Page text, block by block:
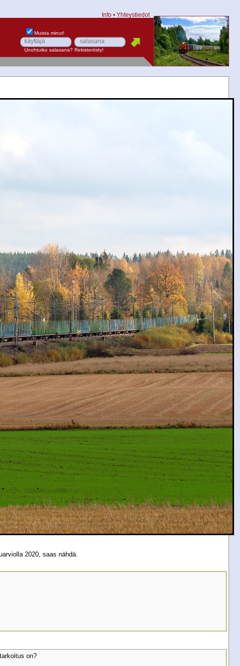
Info • Yhteystiedot
Muista minut!
Unohtuiko salasana? Rekisteröidy!
2020, saas nähdä.
on?